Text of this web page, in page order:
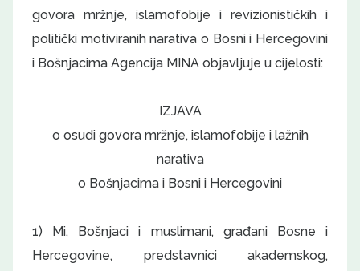
govora mržnje, islamofobije i revizionističkih i
politički motiviranih narativa o Bosni i Hercegovini
i Bošnjacima Agencija MINA objavljuje u cijelosti:
IZJAVA
o osudi govora mržnje, islamofobije i lažnih
narativa
o Bošnjacima i Bosni i Hercegovini
1) Mi, Bošnjaci i muslimani, građani Bosne i
Hercegovine, predstavnici akademskog,